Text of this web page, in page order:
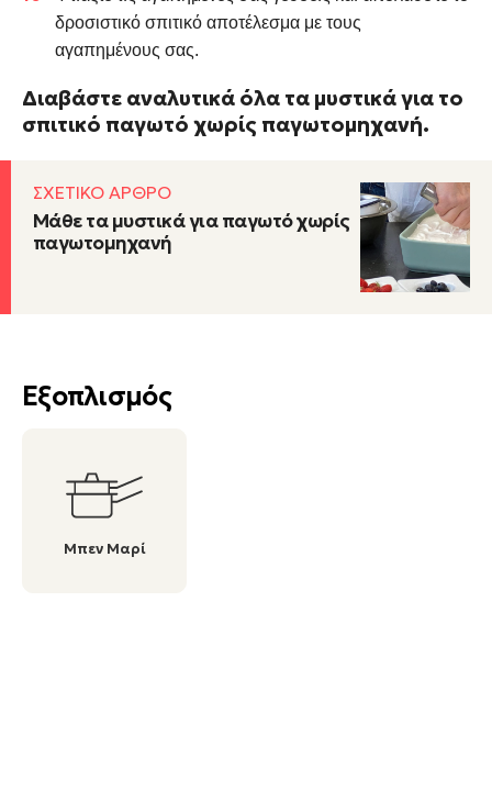
Εξοπλισμός
Μπεν Μαρί
δροσιστικό σπιτικό αποτέλεσμα με τους
αγαπημένους σας.
Διαβάστε αναλυτικά όλα τα μυστικά για το
σπιτικό παγωτό χωρίς παγωτομηχανή.
ΣΧΕΤΙΚΟ ΑΡΘΡΟ
Μάθε τα μυστικά για παγωτό χωρίς
παγωτομηχανή